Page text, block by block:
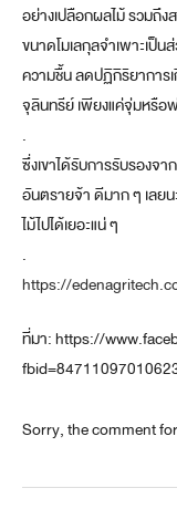
อย่างเปลือกผลไม้ รวมถึง
ขนาดโมเลกุลจำเพาะเ
ความชื้น ลดปฏิกิริยาการ
จุลินทรีย์ เพียงแค่จุ่มหรือ
.
ซึ่งเขาได้รับการรับรองจ
อันตรายจ้า ดีมาก ๆ เลย
ไม้ไปได้เยอะแน่ ๆ
.
https://
ที่มา: https://
Sorry, the comment